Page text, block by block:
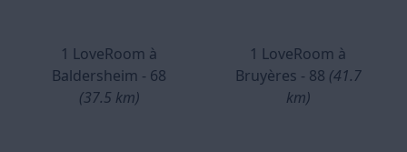
1 LoveRoom à
Baldersheim - 68
(37.5 km)
1 LoveRoom à
Bruyères - 88 (41.7
km)